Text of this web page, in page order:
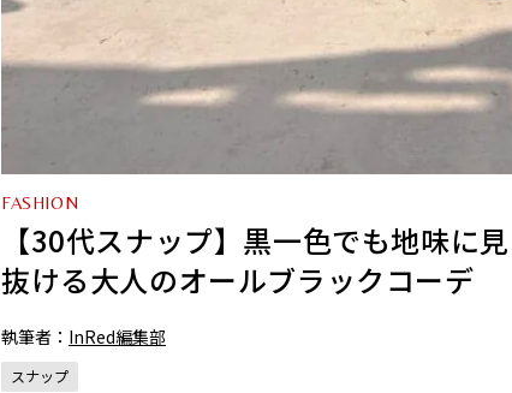
FASHION
【30代スナップ】黒一色でも地味に
抜ける大人のオールブラックコーデ
執筆者： InRed編集部
スナップ